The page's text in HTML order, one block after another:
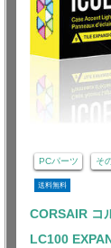
PCパーツ そ
送料無料
CORSAIR コ
LC100